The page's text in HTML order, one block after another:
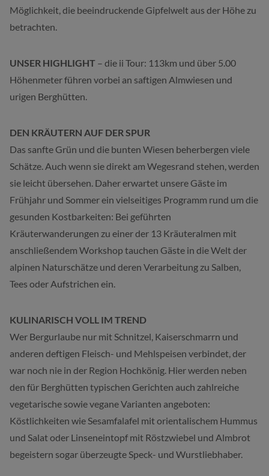
Möglichkeit, die beeindruckende Gipfelwelt aus der Höhe zu
betrachten.
UNSER HIGHLIGHT – die ii Tour: 113km und über 5.00
Höhenmeter führen vorbei an saftigen Almwiesen und
urigen Berghütten.
DEN KRÄUTERN AUF DER SPUR
Das sanfte Grün und die bunten Wiesen beherbergen viele
Schätze. Auch wenn sie direkt am Wegesrand stehen, werden
sie leicht übersehen. Daher erwartet unsere Gäste im
Frühjahr und Sommer ein vielseitiges Programm rund um die
gesunden Kostbarkeiten: Bei geführten
Kräuterwanderungen zu einer der 13 Kräuteralmen mit
anschließendem Workshop tauchen Gäste in die Welt der
alpinen Naturschätze und deren Verarbeitung zu Salben,
Tees oder Aufstrichen ein.
KULINARISCH VOLL IM TREND
Wer Bergurlaube nur mit Schnitzel, Kaiserschmarrn und
anderen deftigen Fleisch- und Mehlspeisen verbindet, der
war noch nie in der Region Hochkönig. Hier werden neben
den für Berghütten typischen Gerichten auch zahlreiche
vegetarische sowie vegane Varianten angeboten:
Köstlichkeiten wie Sesamfalafel mit orientalischem Hummus
und Salat oder Linseneintopf mit Röstzwiebel und Almbrot
begeistern sogar überzeugte Speck- und Wurstliebhaber.